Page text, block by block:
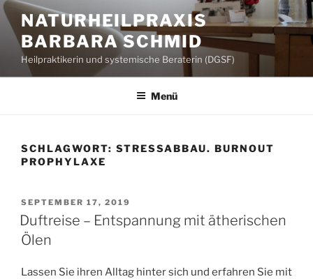
Zum
Inhalt
springen
NATURHEILPRAXIS
BARBARA SCHMID
Heilpraktikerin und systemische Beraterin (DGSF)
Menü
SCHLAGWORT: STRESSABBAU. BURNOUT
PROPHYLAXE
VERÖFFENTLICHT
AM
SEPTEMBER 17, 2019
Duftreise – Entspannung mit ätherischen
Ölen
Lassen Sie ihren Alltag hinter sich und erfahren Sie mit